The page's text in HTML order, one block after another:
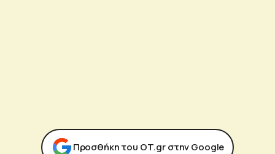
Προσθήκη του ΟΤ.gr στην Google